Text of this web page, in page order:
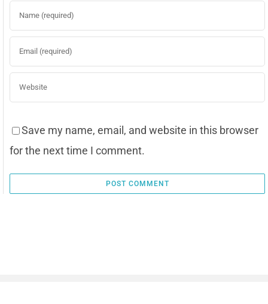
Save my name, email, and website in this browser
for the next time I comment.